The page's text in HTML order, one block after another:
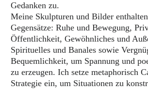
Gedanken zu.
Meine Skulpturen und Bilder
Gegensätze: Ruhe und Bewegung,
Öffentlichkeit, Gewöhnliches und
Spirituelles und Banales sowie
Bequemlichkeit, um Spannung und
zu erzeugen. Ich setze metaphorisch
Strategie ein, um Situationen zu